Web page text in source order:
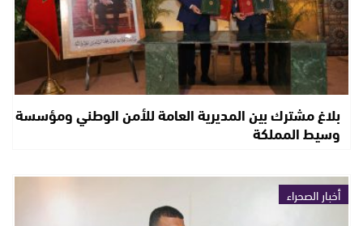
بلاغ مشترك بين المديرية العامة للأمن الوطني ومؤسسة
وسيط المملكة
أخبار الصحراء